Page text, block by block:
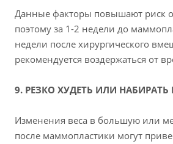
Данные факторы повышают риск
поэтому за 1-2 недели до
недели после хирургического
рекомендуется воздержаться от
9. РЕЗКО ХУДЕТЬ ИЛИ НАБИРАТЬ
Изменения веса в большую или
после маммопластики могут